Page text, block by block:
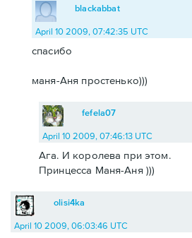
blackabbat
April 10 2009, 07:42:35 UTC
спасибо
маня-Аня простенько)))
fefela07
April 10 2009, 07:46:13 UTC
Ага. И королева при этом.
Принцесса Маня-Аня )))
olisi4ka
April 10 2009, 06:03:46 UTC